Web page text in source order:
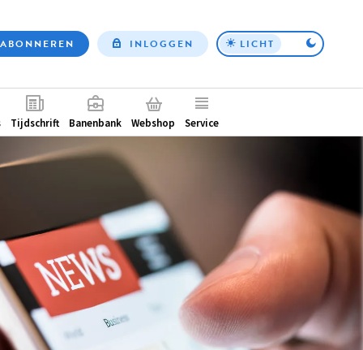
Top
ABONNEREN INLOGGEN LICHT
Tijdschrift Banenbank Webshop Service